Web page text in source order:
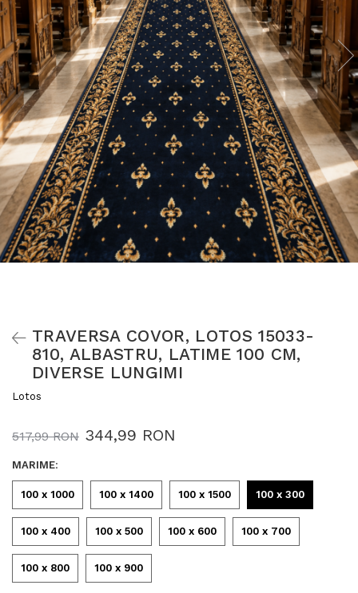
TRAVERSA COVOR, LOTOS 15033-
810, ALBASTRU, LATIME 100 CM,
DIVERSE LUNGIMI
Lotos
517,99 RON 344,99 RON
MARIME:
100 x 1000 100 x 1400 100 x 1500 100 x 300
100 x 400 100 x 500 100 x 600 100 x 700
100 x 800 100 x 900